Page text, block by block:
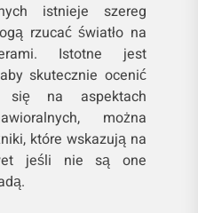
istnieje szereg
rzucać światło na
Istotne jest
skutecznie ocenić
się na aspektach
można
które wskazują na
jeśli nie są one